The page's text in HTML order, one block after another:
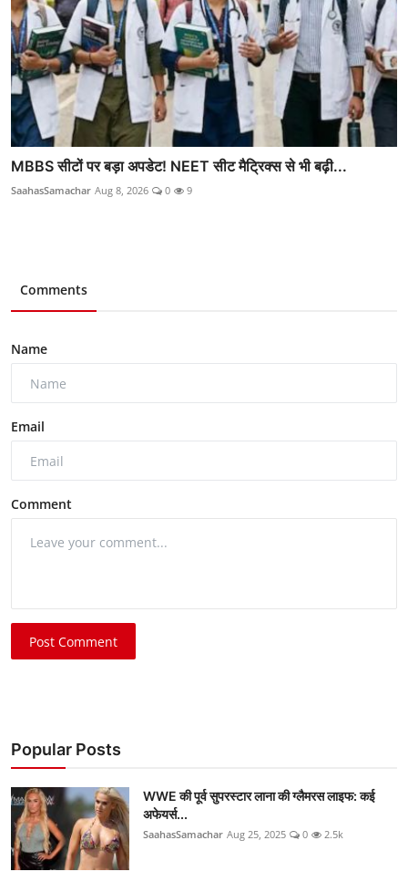
MBBS सीटों पर बड़ा अपडेट! NEET सीट मैट्रिक्स से भी बढ़ी...
SaahasSamachar Aug 8, 2026 0 9
Comments
Name
Email
Comment
Post Comment
Popular Posts
WWE की पूर्व सुपरस्टार लाना की ग्लैमरस लाइफ: कई
अफेयर्स...
SaahasSamachar Aug 25, 2025 0 2.5k